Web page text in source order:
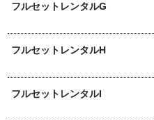
フルセットレンタルG
フルセットレンタルH
フルセットレンタルI